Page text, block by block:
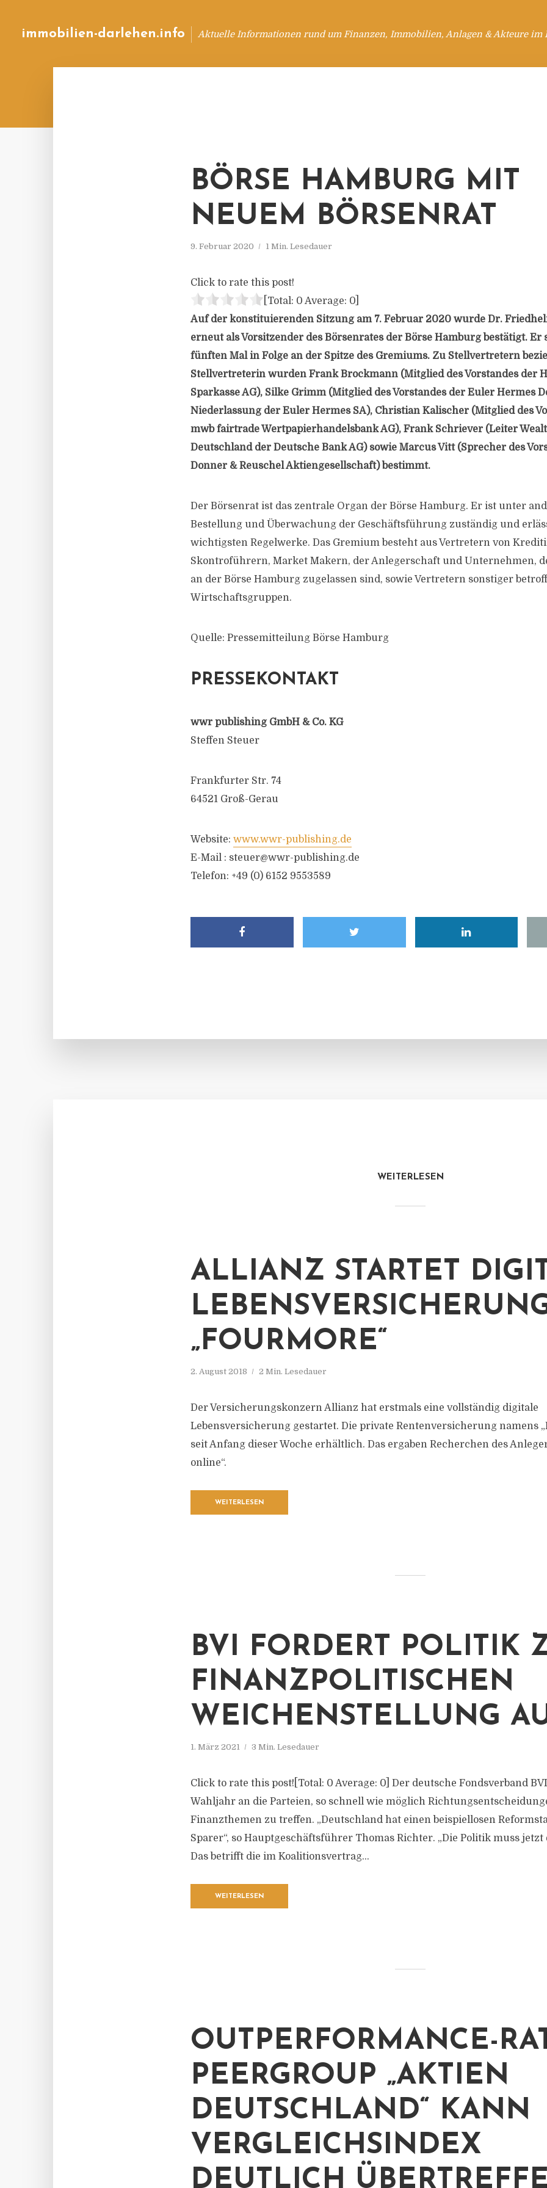
immobilien-darlehen.info Aktuelle Informationen rund um Finanzen, Immobilien, Anlagen & Akteure im
BÖRSE HAMBURG MIT
NEUEM BÖRSENRAT
9. Februar 2020 1 Min. Lesedauer
Click to rate this post!
[Total: 0 Average: 0
Auf der konstituierenden Sitzung am 7. Februar 2020 wurde Dr.
erneut als Vorsitzender des Börsenrates der Börse Hamburg bestätigt.
fünften Mal in Folge an der Spitze des Gremiums. Zu Stellvertretern
Stellvertreterin wurden Frank Brockmann (Mitglied des Vorstandes der
Sparkasse AG), Silke Grimm (Mitglied des Vorstandes der Euler Hermes
Niederlassung der Euler Hermes SA), Christian Kalischer (Mitglied des
mwb fairtrade Wertpapierhandelsbank AG), Frank Schriever (Leiter
Deutschland der Deutsche Bank AG) sowie Marcus Vitt (Sprecher des
Donner & Reuschel Aktiengesellschaft) bestimmt.
Der Börsenrat ist das zentrale Organ der Börse Hamburg. Er ist unter
Bestellung und Überwachung der Geschäftsführung zuständig und
wichtigsten Regelwerke. Das Gremium besteht aus Vertretern von
Skontroführern, Market Makern, der Anlegerschaft und Unternehmen,
an der Börse Hamburg zugelassen sind, sowie Vertretern sonstiger
Wirtschaftsgruppen.
Quelle: Pressemitteilung Börse Hamburg
PRESSEKONTAKT
wwr publishing GmbH & Co. KG
Steffen Steuer
Frankfurter Str. 74
64521 Groß-Gerau
Website: www.wwr-publishing.de
E-Mail : steuer@wwr-publishing.de
Telefon: +49 (0) 6152 9553589
WEITERLESEN
ALLIANZ STARTET
„FOURMORE“
2. August 2018 2 Min. Lesedauer
Der Versicherungskonzern Allianz hat erstmals eine vollständig digitale
Lebensversicherung gestartet. Die private Rentenversicherung namens
seit Anfang dieser Woche erhältlich. Das ergaben Recherchen des
online“.
WEITERLESEN
BVI FORDERT POLITIK
FINANZPOLITISCHEN
WEICHENSTELLUNG
1. März 2021 3 Min. Lesedauer
Click to rate this post![Total: 0 Average: 0] Der deutsche Fondsverband
Wahljahr an die Parteien, so schnell wie möglich
Finanzthemen zu treffen. „Deutschland hat einen beispiellosen
Sparer“, so Hauptgeschäftsführer Thomas Richter. „Die Politik muss
Das betrifft die im Koalitionsvertrag...
WEITERLESEN
OUTPERFORMANCE-
PEERGROUP „AKTIEN
DEUTSCHLAND“ KANN
VERGLEICHSINDEX
DEUTLICH